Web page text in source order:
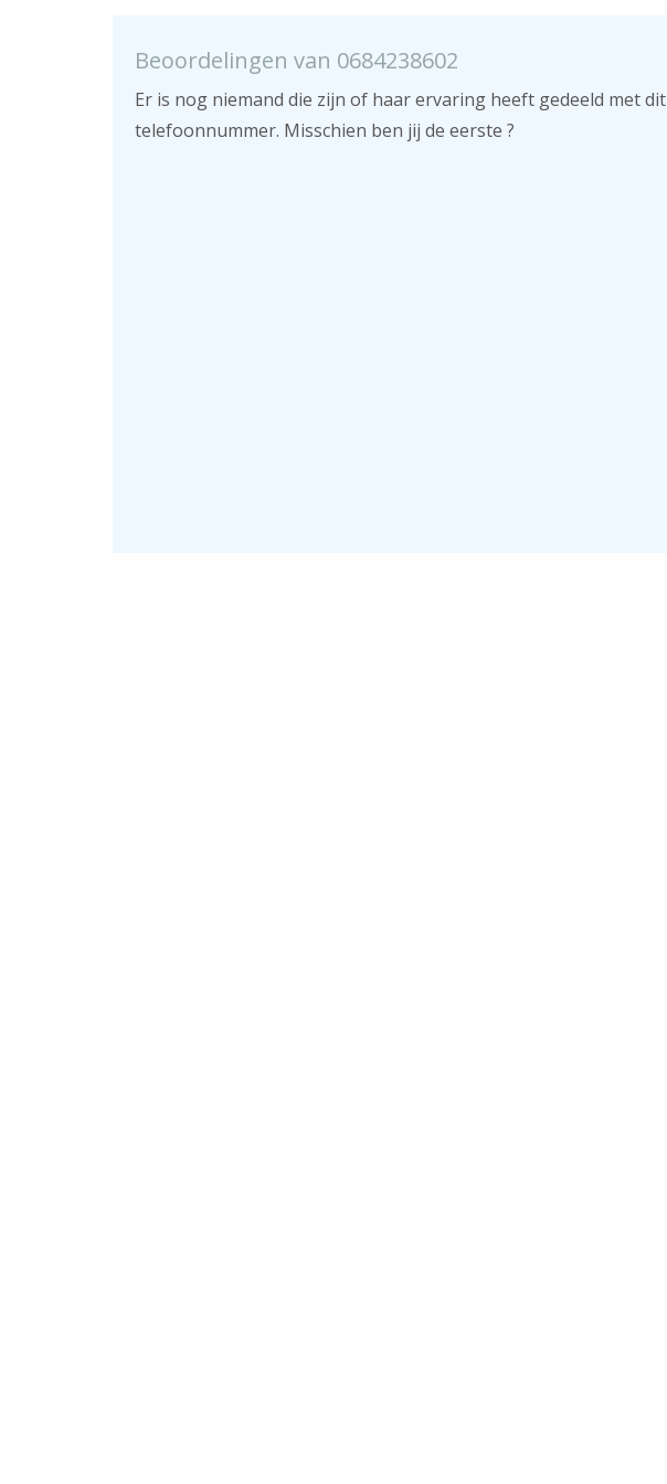
Beoordelingen van 0684238602
Er is nog niemand die zijn of haar ervaring heeft gedeeld met dit
telefoonnummer. Misschien ben jij de eerste ?